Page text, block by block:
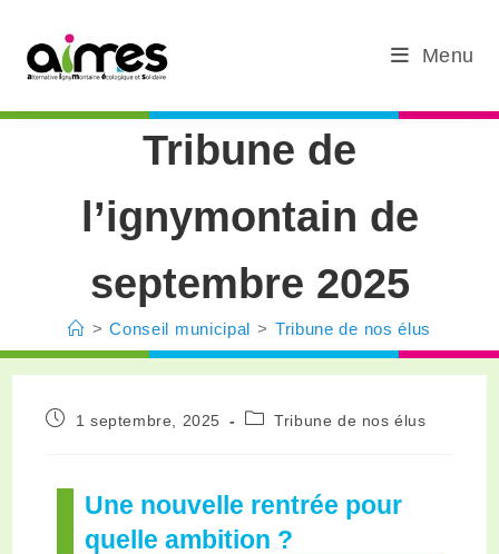
Menu
Tribune de
l’ignymontain de
septembre 2025
> Conseil municipal > Tribune de nos élus
1 septembre, 2025 Tribune de nos élus
Une nouvelle rentrée pour
quelle ambition ?